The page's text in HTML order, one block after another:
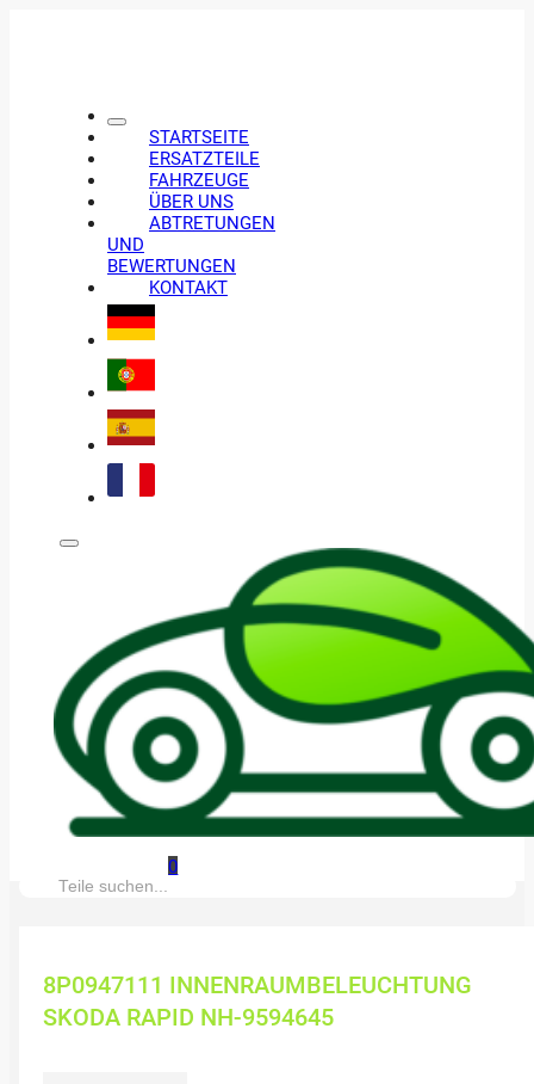
STARTSEITE
ERSATZTEILE
FAHRZEUGE
ÜBER UNS
ABTRETUNGEN
UND
BEWERTUNGEN
KONTAKT
0
Suche:
8P0947111 INNENRAUMBELEUCHTUNG
SKODA RAPID NH-9594645